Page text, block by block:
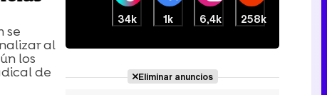
se
al
los
de
34k 1k 6,4k 258k
Eliminar anuncios